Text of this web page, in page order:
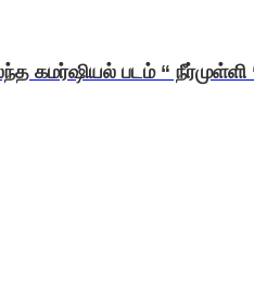
கமர்ஷியல் படம் “ நீர்முள்ளி